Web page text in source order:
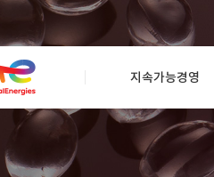
지속가능경영